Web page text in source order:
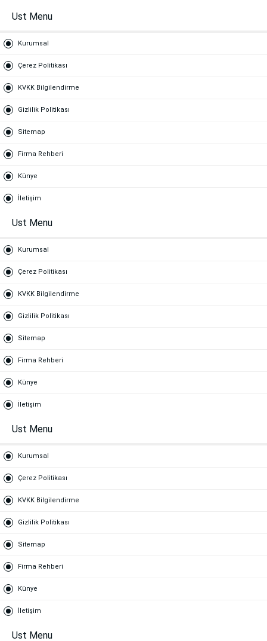
Ust Menu
Kurumsal
Çerez Politikası
KVKK Bilgilendirme
Gizlilik Politikası
Sitemap
Firma Rehberi
Künye
İletişim
Ust Menu
Kurumsal
Çerez Politikası
KVKK Bilgilendirme
Gizlilik Politikası
Sitemap
Firma Rehberi
Künye
İletişim
Ust Menu
Kurumsal
Çerez Politikası
KVKK Bilgilendirme
Gizlilik Politikası
Sitemap
Firma Rehberi
Künye
İletişim
Ust Menu